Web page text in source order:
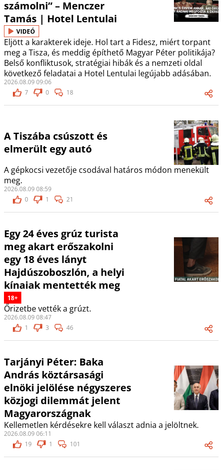
számolni” – Menczer
Tamás | Hotel Lentulai
VIDEÓ
Eljött a karakterek ideje. Hol tart a Fidesz, miért torpant
meg a Tisza, és meddig építhető Magyar Péter politikája?
Belső konfliktusok, stratégiai hibák és a nemzeti oldal
következő feladatai a Hotel Lentulai legújabb adásában.
2026.08.09 09:06
7
0 18
A Tiszába csúszott és
elmerült egy autó
A gépkocsi vezetője csodával határos módon menekült
meg.
2026.08.09 08:59
0
1 21
Egy 24 éves grúz turista
meg akart erőszakolni
egy 18 éves lányt
Hajdúszoboszlón, a helyi
kínaiak mentették meg
18+
Őrizetbe vették a grúzt.
2026.08.09 08:47
1
3 46
Tarjányi Péter: Baka
András köztársasági
elnöki jelölése négyszeres
közjogi dilemmát jelent
Magyarországnak
Kellemetlen kérdésekre kell választ adnia a jelöltnek.
2026.08.09 06:11
19
1 101